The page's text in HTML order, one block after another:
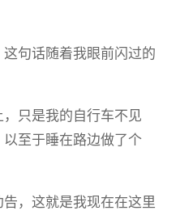
句话随着我眼前闪过的
只是我的自行车不见
至于睡在路边做了个
，这就是我现在在这里